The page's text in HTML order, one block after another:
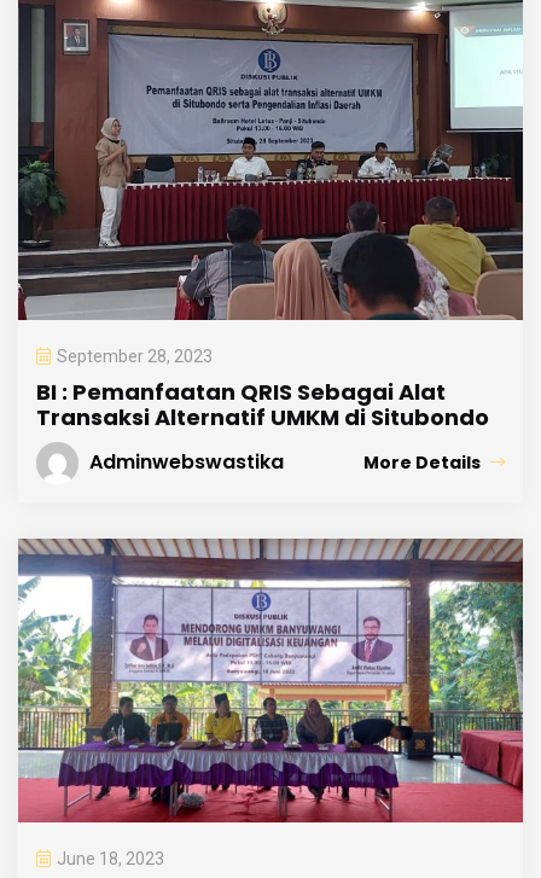
September 28, 2023
BI : Pemanfaatan QRIS Sebagai Alat
Transaksi Alternatif UMKM di Situbondo
Adminwebswastika More Details
June 18, 2023